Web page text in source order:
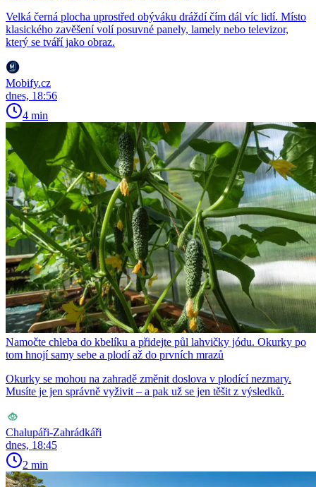
Velká černá plocha uprostřed obýváku dráždí čím dál víc lidí. Místo
klasického zavěšení volí posuvné panely, lamely nebo televizor,
který se tváří jako obraz.
Mobify.cz
dnes, 18:56
4 min
Namočte chleba do kbelíku a přidejte půl lahvičky jódu. Okurky po
tom hnojí samy sebe a plodí až do prvních mrazů
Okurky se mohou na zahradě změnit doslova v plodící nezmary.
Musíte je jen správně vyživit – a pak už se jen těšit z výsledků.
Chalupáři-Zahrádkáři
dnes, 18:45
2 min